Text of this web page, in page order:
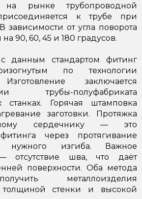
на рынке трубопроводной
к трубе при
от угла поворота
90, 60, 45 и 180 градусов.
с данным стандартом фитинг
по технологии
заключается
полуфабриката
станках. Горячая штамповка
заготовки. Протяжка
сердечнику — это
через протягивание
нужного изгиба. Важное
отсутствие шва, что даёт
поверхности. Оба метода
металлоизделия
стенки и высокой